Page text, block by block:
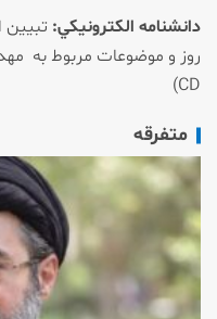
دانشنامه الكترونيكي: تبيين
روز و موضوعات مربوط به
CD)
متفرقه